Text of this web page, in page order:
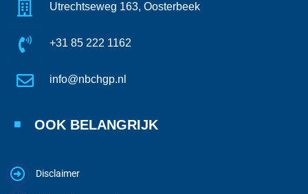
Utrechtseweg 163, Oosterbeek
+31 85 222 1162
info@nbchgp.nl
OOK BELANGRIJK
Disclaimer